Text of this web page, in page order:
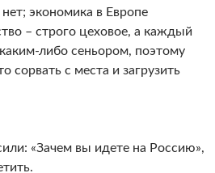
экономика в Европе
– строго цеховое, а каждый
либо сеньором, поэтому
сорвать с места и загрузить
«Зачем вы идете на Россию»,